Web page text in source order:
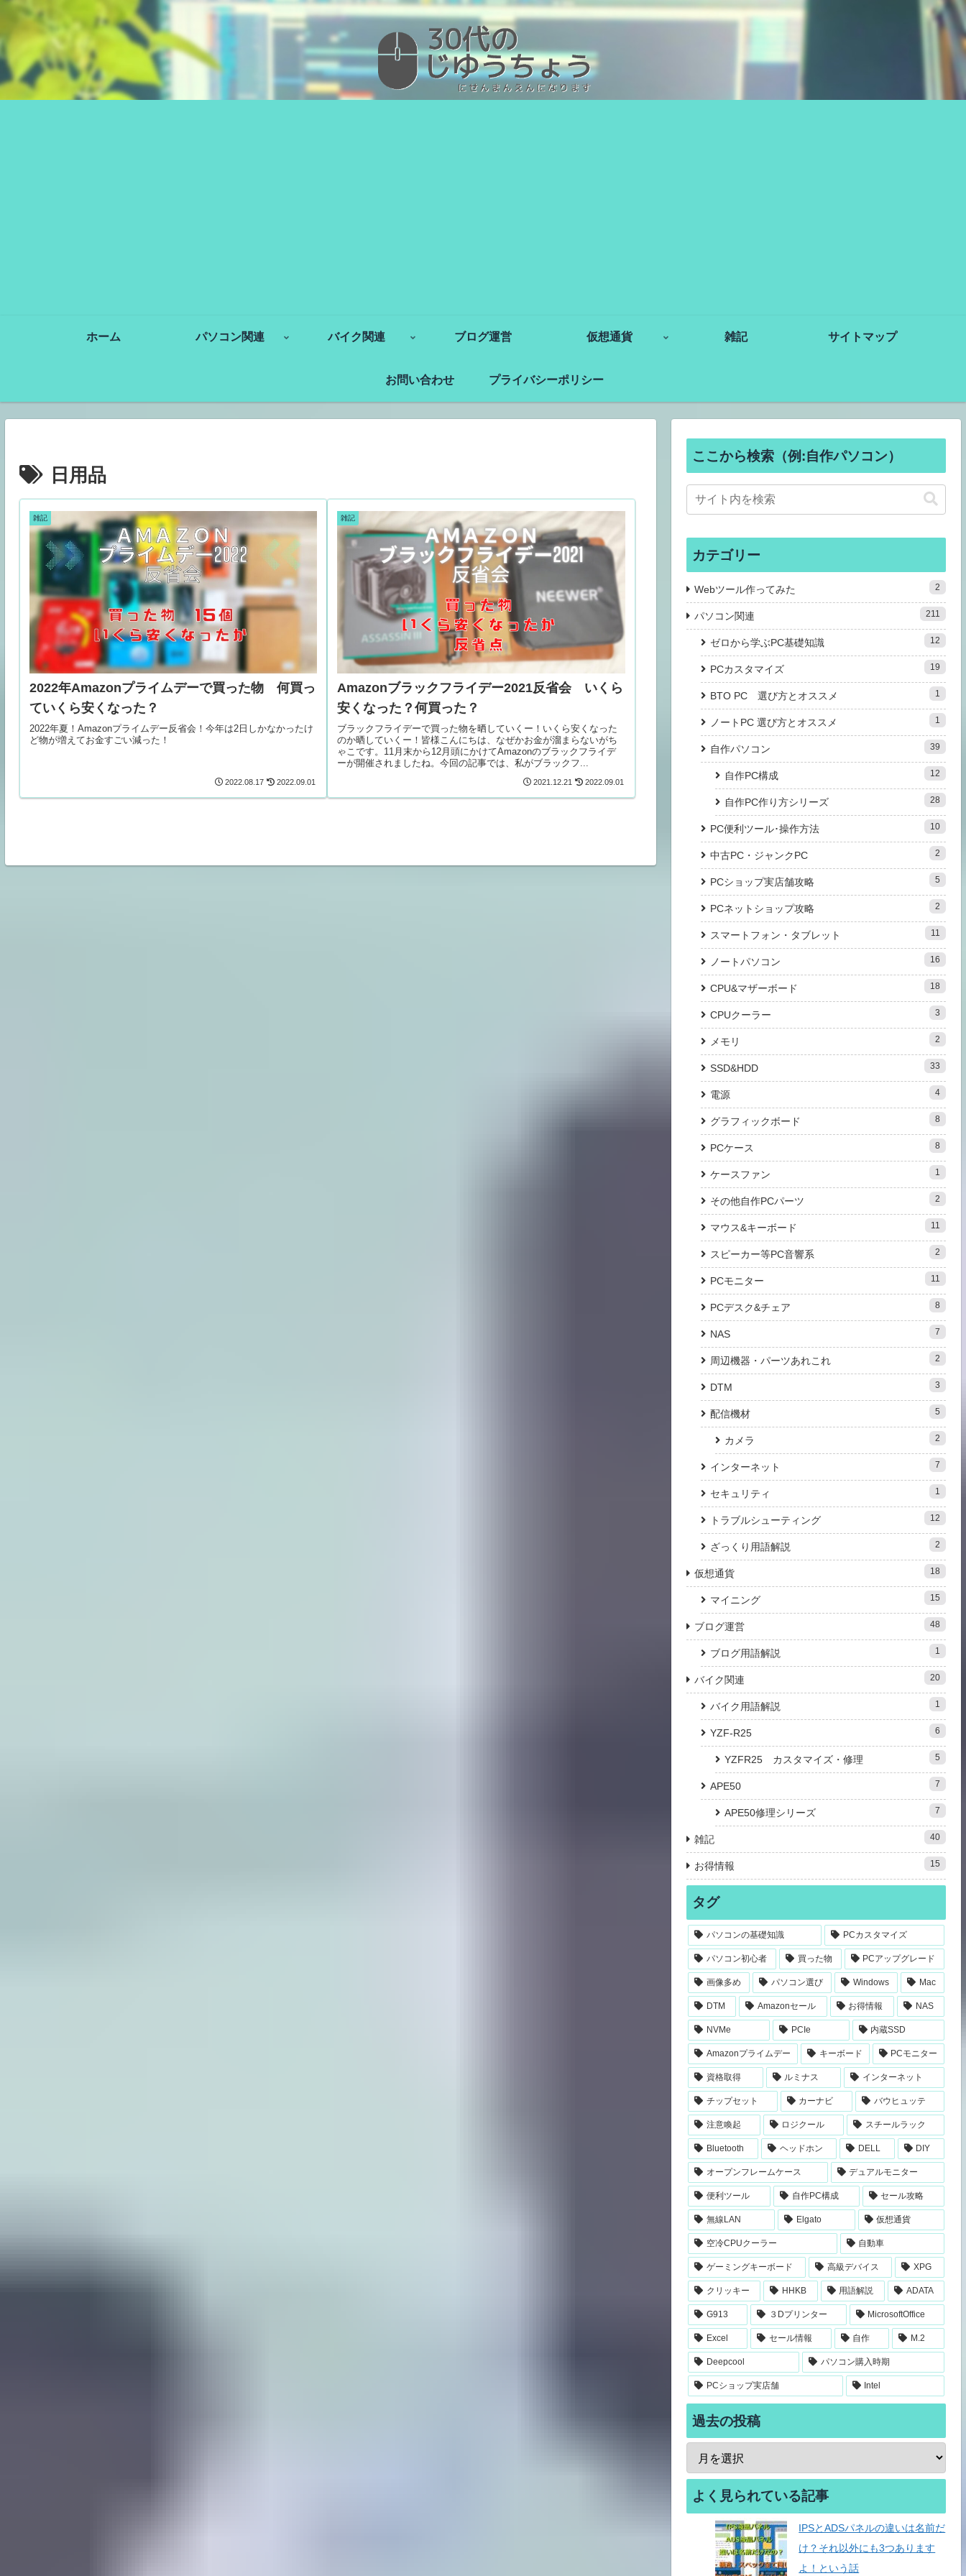
ホーム パソコン関連 バイク関連 ブログ運営 仮想通貨 雑記 サイトマップ
お問い合わせ プライバシーポリシー
日用品
雑記
2022年Amazonプライムデーで買った物 何買っ
ていくら安くなった？
2022年夏！Amazonプライムデー反省会！今年は2日しかなかったけ
ど物が増えてお金すごい減った！
2022.08.17 2022.09.01
雑記
Amazonブラックフライデー2021反省会 いくら
安くなった？何買った？
ブラックフライデーで買った物を晒していくー！いくら安くなった
のか晒していくー！皆様こんにちは、なぜかお金が溜まらないがち
ゃこです。11月末から12月頭にかけてAmazonのブラックフライデ
ーが開催されましたね。今回の記事では、私がブラックフ...
2021.12.21 2022.09.01
ここから検索（例:自作パソコン）
カテゴリー
Webツール作ってみた 2
パソコン関連 211
ゼロから学ぶPC基礎知識 12
PCカスタマイズ 19
BTO PC 選び方とオススメ 1
ノートPC 選び方とオススメ 1
自作パソコン 39
自作PC構成 12
自作PC作り方シリーズ 28
PC便利ツール･操作方法 10
中古PC・ジャンクPC 2
PCショップ実店舗攻略 5
PCネットショップ攻略 2
スマートフォン・タブレット 11
ノートパソコン 16
CPU&マザーボード 18
CPUクーラー 3
メモリ 2
SSD&HDD 33
電源 4
グラフィックボード 8
PCケース 8
ケースファン 1
その他自作PCパーツ 2
マウス&キーボード 11
スピーカー等PC音響系 2
PCモニター 11
PCデスク&チェア 8
NAS 7
周辺機器・パーツあれこれ 2
DTM 3
配信機材 5
カメラ 2
インターネット 7
セキュリティ 1
トラブルシューティング 12
ざっくり用語解説 2
仮想通貨 18
マイニング 15
ブログ運営 48
ブログ用語解説 1
バイク関連 20
バイク用語解説 1
YZF-R25 6
YZFR25 カスタマイズ・修理 5
APE50 7
APE50修理シリーズ 7
雑記 40
お得情報 15
タグ
パソコンの基礎知識 PCカスタマイズ
パソコン初心者 買った物 PCアップグレード
画像多め パソコン選び Windows Mac
DTM Amazonセール お得情報 NAS
NVMe PCIe 内蔵SSD
Amazonプライムデー キーボード PCモニター
資格取得 ルミナス インターネット
チップセット カーナビ バウヒュッテ
注意喚起 ロジクール スチールラック
Bluetooth ヘッドホン DELL DIY
オープンフレームケース デュアルモニター
便利ツール 自作PC構成 セール攻略
無線LAN Elgato 仮想通貨
空冷CPUクーラー 自動車
ゲーミングキーボード 高級デバイス XPG
クリッキー HHKB 用語解説 ADATA
G913 ３Dプリンター MicrosoftOffice
Excel セール情報 自作 M.2
Deepcool パソコン購入時期
PCショップ実店舗 Intel
過去の投稿
よく見られている記事
IPSとADSパネルの違いは名前だ
け？それ以外にも3つあります
よ！という話